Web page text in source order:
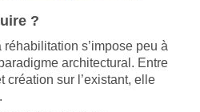
s’impose peu à
architectural. Entre
sur l’existant, elle